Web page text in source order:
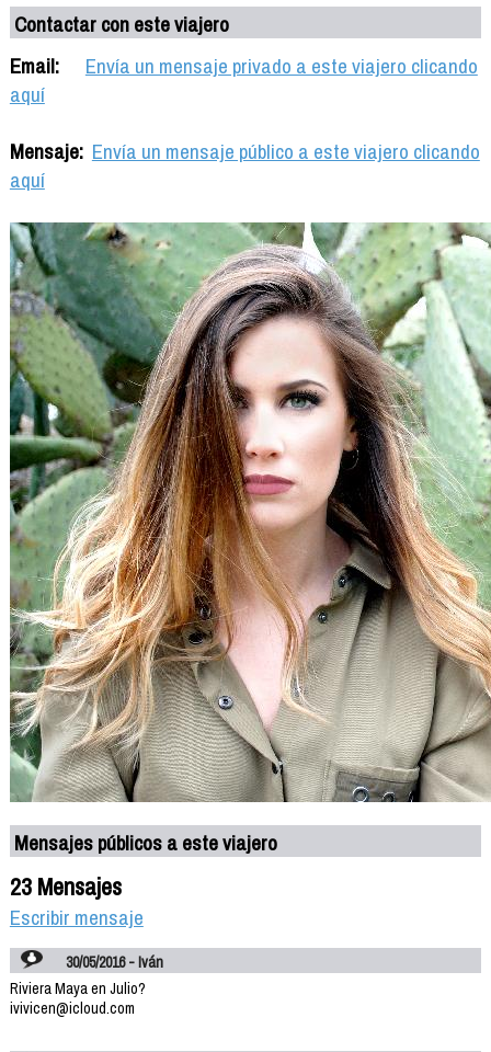
Contactar con este viajero
Email:
Envía un mensaje privado a este viajero clicando
aquí
Mensaje: Envía un mensaje público a este viajero clicando
aquí
Mensajes públicos a este viajero
23 Mensajes
Escribir mensaje
30/05/2016 - Iván
Riviera Maya en Julio?
ivivicen@icloud.com